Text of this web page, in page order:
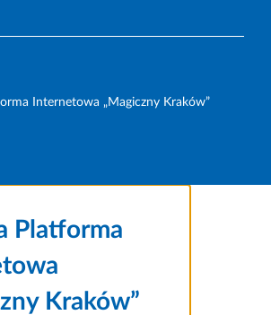
Internetowa „Magiczny Kraków”
Platforma
Kraków”